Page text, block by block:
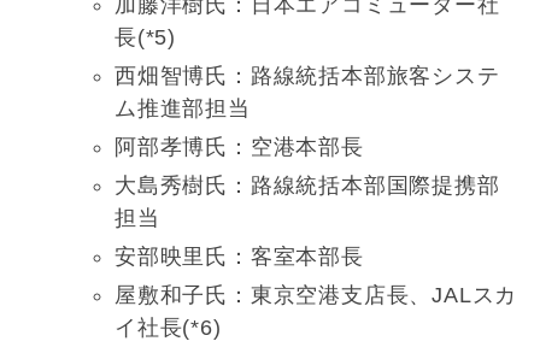
加藤洋樹氏：日本エアコミューター社
長(*5)
西畑智博氏：路線統括本部旅客システ
ム推進部担当
阿部孝博氏：空港本部長
大島秀樹氏：路線統括本部国際提携部
担当
安部映里氏：客室本部長
屋敷和子氏：東京空港⽀店長、JALスカ
イ社長(*6)